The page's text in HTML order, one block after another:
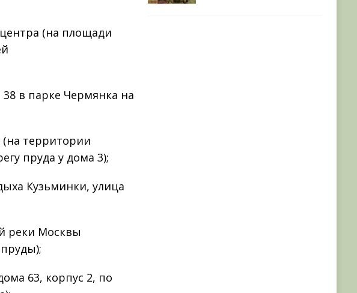
(на площади
в парке Чермянка на
территории
пруда у дома 3);
Кузьминки, улица
реки Москвы
63, корпус 2, по